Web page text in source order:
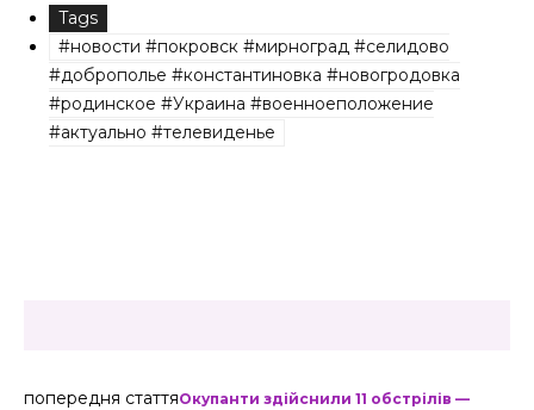
Tags
#новости #покровск #мирноград #селидово
#доброполье #константиновка #новогродовка
#родинское #Украина #военноеположение
#актуально #телевиденье
попередня статтяОкупанти здійснили 11 обстрілів —